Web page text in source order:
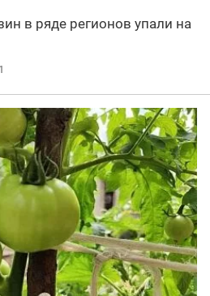
в ряде регионов упали на